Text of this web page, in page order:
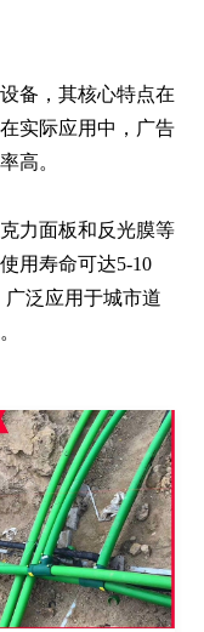
备，其核心特点在
实际应用中，广告
高。
力面板和反光膜等
用寿命可达5-10
泛应用于城市道